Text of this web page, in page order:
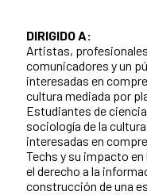
DIRIGIDO A:
Artistas,
comunicadores y un
interesadas en
cultura mediada por
Estudiantes de
sociología de la
interesadas en
Techs y su impacto
el derecho a la
construcción de una